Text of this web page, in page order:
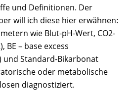
und Definitionen. Der
will ich diese hier erwähnen:
wie Blut-pH-Wert, CO2-
BE – base excess
und Standard-Bikarbonat
oder metabolische
diagnostiziert.